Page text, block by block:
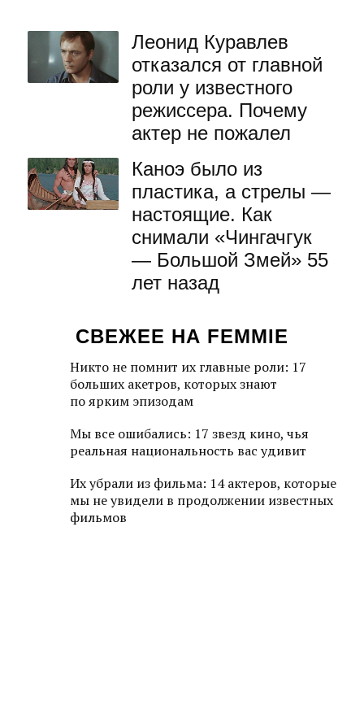
Леонид Куравлев
отказался от главной
роли у известного
режиссера. Почему
актер не пожалел
Каноэ было из
пластика, а стрелы —
настоящие. Как
снимали «Чингачгук
— Большой Змей» 55
лет назад
СВЕЖЕЕ НА FEMMIE
Никто не помнит их главные роли: 17
больших акетров, которых знают
по ярким эпизодам
Мы все ошибались: 17 звезд кино, чья
реальная национальность вас удивит
Их убрали из фильма: 14 актеров, которые
мы не увидели в продолжении известных
фильмов